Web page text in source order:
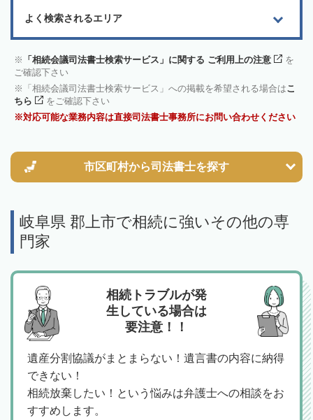
よく検索されるエリア
「相続会議司法書士検索サービス」に関する ご利用上の注意
を
ご確認下さい
「相続会議司法書士検索サービス」への掲載を希望される場合はこ
ちら
をご確認下さい
対応可能な業務内容は直接司法書士事務所にお問い合わせください
市区町村から司法書士を探す
岐阜県 郡上市で相続に強いその他の専
門家
相続トラブルが発
生している場合は
要注意！！
遺産分割協議がまとまらない！遺言書の内容に納得
できない！
相続放棄したい！という悩みは弁護士への相談をお
すすめします。